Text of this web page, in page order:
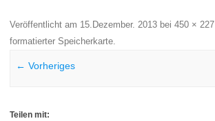
Veröffentlicht am 15.Dezember. 2013 bei 450 × 227
formatierter Speicherkarte.
← Vorheriges
Teilen mit: